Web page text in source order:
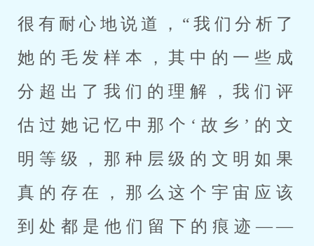
很有耐心地说道，“我们分析了
她的毛发样本，其中的一些成
分超出了我们的理解，我们评
估过她记忆中那个‘故乡’的文
明等级，那种层级的文明如果
真的存在，那么这个宇宙应该
到处都是他们留下的痕迹——